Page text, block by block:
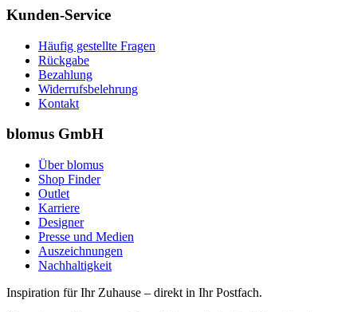
Kunden-Service
Häufig gestellte Fragen
Rückgabe
Bezahlung
Widerrufsbelehrung
Kontakt
blomus GmbH
Über blomus
Shop Finder
Outlet
Karriere
Designer
Presse und Medien
Auszeichnungen
Nachhaltigkeit
Inspiration für Ihr Zuhause – direkt in Ihr Postfach.